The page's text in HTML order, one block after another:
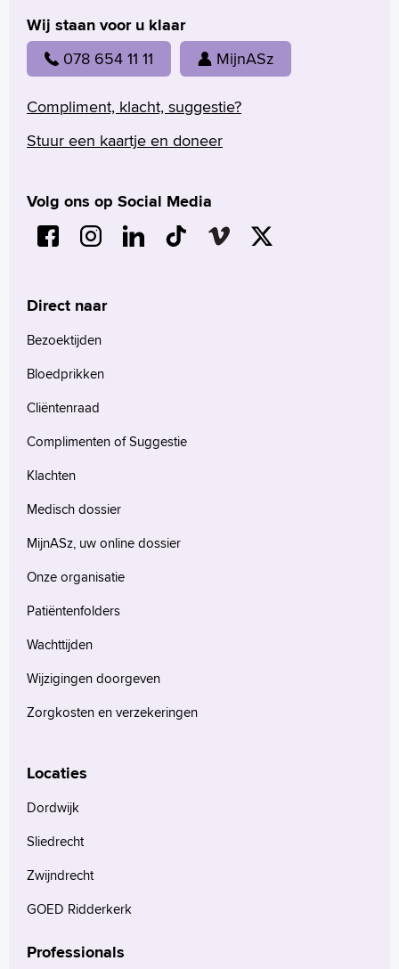
Wij staan voor u klaar
078 654 11 11 MijnASz
Compliment, klacht, suggestie?
Stuur een kaartje en doneer
Volg ons op Social Media
Direct naar
Bezoektijden
Bloedprikken
Cliëntenraad
Complimenten of Suggestie
Klachten
Medisch dossier
MijnASz, uw online dossier
Onze organisatie
Patiëntenfolders
Wachttijden
Wijzigingen doorgeven
Zorgkosten en verzekeringen
Locaties
Dordwijk
Sliedrecht
Zwijndrecht
GOED Ridderkerk
Professionals